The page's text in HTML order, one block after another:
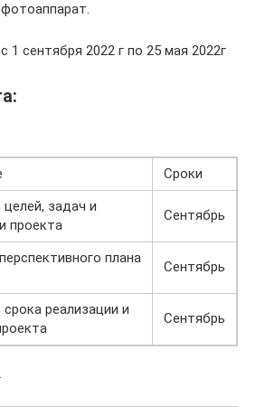
1 сентября 2022 г по 25 мая 2022г
Сроки
задач и
проекта
Сентябрь
плана
Сентябрь
реализации и
Сентябрь